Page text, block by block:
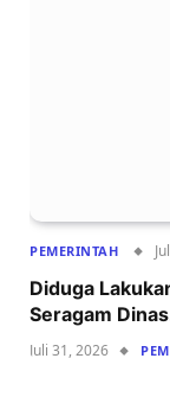
PEMERINTAH
Diduga
Seragam
Juli 31, 2026